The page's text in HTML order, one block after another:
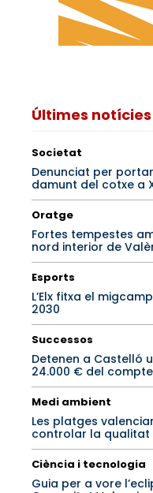
Últimes notícies
Societat
Denunciat per
damunt del cotxe a
Oratge
Fortes tempestes
nord interior de
Esports
L’Elx fitxa el
2030
Successos
Detenen a Castelló
24.000 € del
Medi ambient
Les platges
controlar la qualitat
Ciència i tecnologia
Guia per a vore